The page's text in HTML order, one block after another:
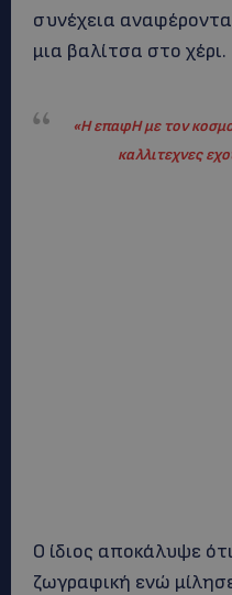
συνέχεια
μια βαλίτσα στο χέρι.
«Η επαφΗ με τον
καλλιτεχνες
Ο ίδιος αποκάλυψε
ζωγραφική ενώ